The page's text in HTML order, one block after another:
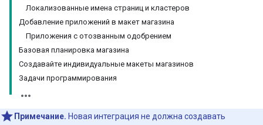
Локализованные имена страниц и кластеров
Добавление приложений в макет магазина
Приложения с отозванным одобрением
Базовая планировка магазина
Создавайте индивидуальные макеты магазинов
Задачи программирования
Примечание. Новая интеграция не должна создавать